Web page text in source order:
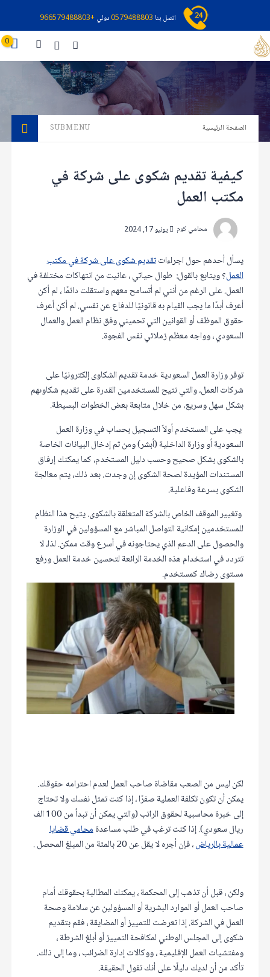
اتصل بنا 0579488803دولي+966579488803
0
الصفحة الرئيسية SUBMENU
كيفية تقديم شكوى على شركة في
مكتب العمل
محامي كوم يونيو 17, 2024
يسأل أحدهم حول اجراءاتتقديم شكوى على شركة في مكتب
العمل؟ ويتابع بالقول: طوال حياتي ، عانيت من انتهاكات مختلفة في
العمل. على الرغم من أنني لم أتسامح معهم واستقلت دائمًا ، لم أكن
أعرف أبدًا ما يجب القيام به قانونيًا للدفاع عن نفسي. لم أكن أعرف
حقوق الموظف أو القوانين التي تحميني وفق نظام العمل والعمال
السعودي ، وواجه معظم زملائي نفس الفجوة.
توفر وزارة العمل السعودية خدمة تقديم الشكاوى إلكترونيًا على
شركات العمل، والتي تتيح للمستخدمين القدرة على تقديم شكاوىهم
بشكل سهل وسريع، من خلال متابعة بعض الخطوات البسيطة.
يجب على المستخدم أولاً التسجيل بحساب في وزارة العمل
السعودية أو وزارة الداخلية (أبشر) ومن ثم إدخال البيانات الخاصة
بالشكوى بشكل صحيح وحسب دليل المستخدم، كما يمكنك إرفاق
المستندات المؤيدة لصحة الشكوى إن وجدت. بعد ذلك، يتم معالجة
الشكوى بسرعة وفاعلية.
وتغيير الموقف الخاص بالشركة المتعلقة بالشكوى. يتيح هذا النظام
للمستخدمين إمكانية التواصل المباشر مع المسؤولين في الوزارة
والحصول على الدعم الذي يحتاجونه في أسرع وقت ممكن. لذا، لا
تتردد في استخدام هذه الخدمة الرائعة لتحسين خدمة العمل ورفع
مستوى رضاك كمستخدم.
لكن ليس من الصعب مقاضاة صاحب العمل لعدم احترامه حقوقك.
يمكن أن تكون تكلفة العملية صفرًا ، إذا كنت تمثل نفسك ولا تحتاج
إلى خبرة محاسبية لحقوق الراتب (والتي يمكن أن تبدأ من 100 الف
ريال سعودي). إذا كنت ترغب في طلب مساعدةمحامي قضايا
عمالية بالرياض، فإن أجره لا يقل عن 20 بالمئة من المبلغ المحصل .
ولكن ، قبل أن تذهب إلى المحكمة ، يمكنك المطالبة بحقوقك أمام
صاحب العمل أو الموارد البشرية أو المسؤولين عن سلامة وصحة
العمل في الشركة. إذا تعرضت للتمييز أو المضايقة ، فقم بتقديم
شكوى إلى المجلس الوطني لمكافحة التمييز أو أبلغ الشرطة ،
ومفتشيات العمل الإقليمية ، ووكالات إدارة الضرائب ، وما إلى ذلك.
تأكد من أن لديك دليلًا على أنك تقول الحقيقة.